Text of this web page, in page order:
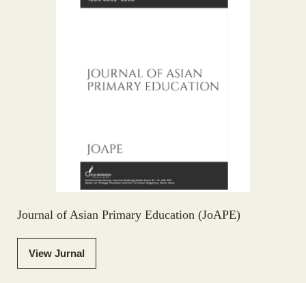
Journal of Asian Primary Education (JoAPE)
View Jurnal